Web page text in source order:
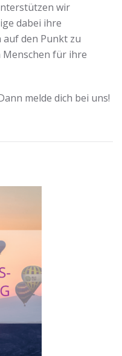
wir
dabei ihre
den Punkt zu
für ihre
melde dich bei uns!